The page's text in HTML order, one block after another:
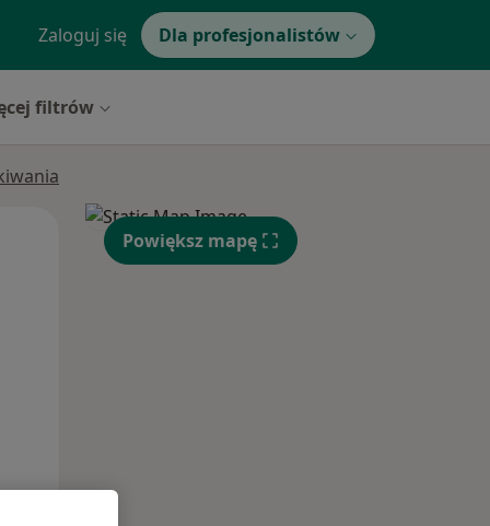
Zaloguj się Dla profesjonalistów
filtrów
Śr, Czw,
Powiększ mapę